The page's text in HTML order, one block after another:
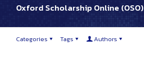
Oxford Scholarship Online (OSO)
Categories Tags Authors